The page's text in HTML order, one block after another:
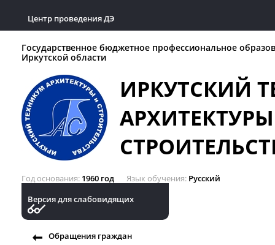
Центр проведения ДЭ
Государственное бюджетное профессиональное
Иркутской области
ИРКУТСКИЙ
Год основания 1960 год Язык обучения Русский
Версия для слабовидящих
Обращения граждан